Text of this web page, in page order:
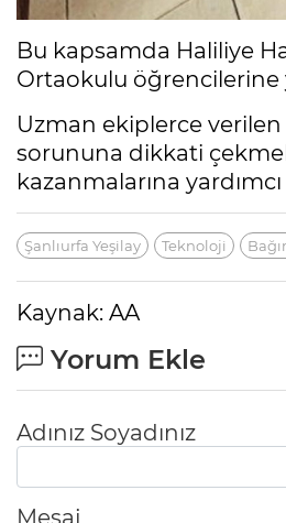
Bu kapsamda Haliliye
Ortaokulu öğrencilerine
Uzman ekiplerce
sorununa dikkati
kazanmalarına
Şanlıurfa Yeşilay Teknoloji
Kaynak: AA
Yorum Ekle
Adınız Soyadınız
Mesaj